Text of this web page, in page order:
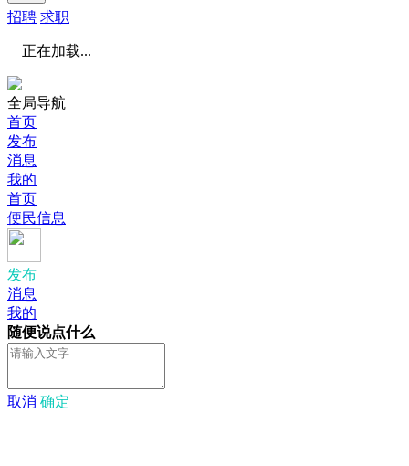
招聘 求职
正在加载...
全局导航
首页
发布
消息
我的
首页
便民信息
发布
消息
我的
随便说点什么
取消 确定